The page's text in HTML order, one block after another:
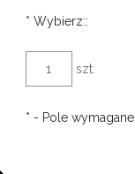
* Wybierz::
szt.
* - Pole wymagane